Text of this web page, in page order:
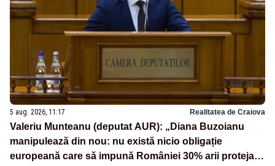
5 aug. 2026, 11:17 Realitatea de Craiova
Valeriu Munteanu (deputat AUR): „Diana Buzoianu
manipulează din nou: nu există nicio obligație
europeană care să impună României 30% arii protejate